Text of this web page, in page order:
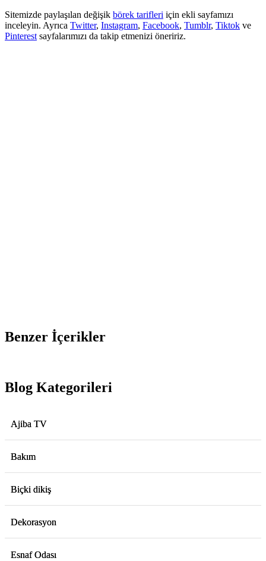
Sitemizde paylaşılan değişik börek tarifleri için ekli sayfamızı
inceleyin. Ayrıca Twitter, Instagram, Facebook, Tumblr, Tiktok ve
Pinterest sayfalarımızı da takip etmenizi öneririz.
Benzer İçerikler
Blog Kategorileri
Ajiba TV
Bakım
Biçki dikiş
Dekorasyon
Esnaf Odası